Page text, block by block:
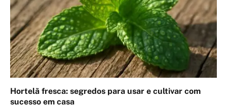
Hortelã fresca: segredos para usar e cultivar com
sucesso em casa